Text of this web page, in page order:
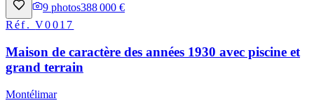
9 photos388 000 €
Réf.V0017
Maison de caractère des années 1930 avec piscine et
grand terrain
Montélimar